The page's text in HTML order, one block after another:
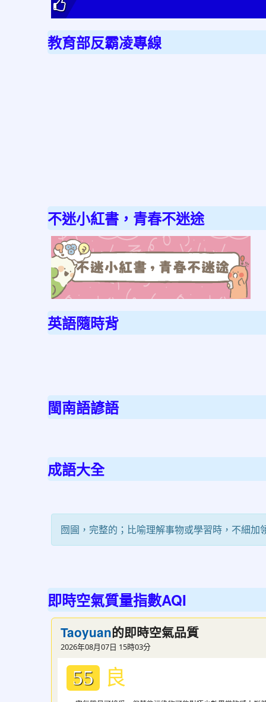
教育部反霸凌專線
不迷小紅書，青春不迷途
英語隨時背
閩南語諺語
成語大全
囫圇，完整的；比喻理解事物或學習時，不細加
即時空氣質量指數AQI
Taoyuan的即時空氣品質
2026年08月07日 15時03分
55 良